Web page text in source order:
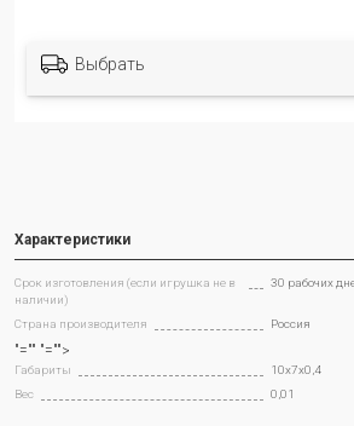
Выбрать
Характеристики
Срок изготовления (если игрушка не в
наличии)
30 рабочих
Страна производителя Россия
"="" "="">
Габариты
10х7х0,4
Вес
0,01